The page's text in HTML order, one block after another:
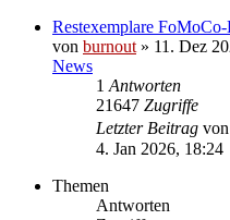
Restexemplare
von burnout » 11. Dez
News
1 Antworten
21647 Zugriffe
Letzter Beitrag von
4. Jan 2026, 18:24
Themen
Antworten